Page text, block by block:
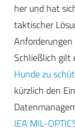
her und hat
taktischer
Schließlich gilt
Hunde zu
kürzlich den
IEA MIL-